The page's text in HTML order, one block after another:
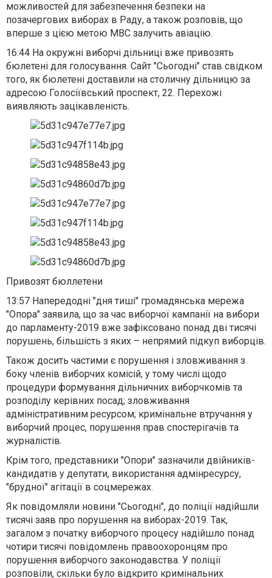
можливостей для забезпечення безпеки на
позачергових виборах в Раду, а також розповів, що
вперше з цією метою МВС залучить авіацію.
16:44 На окружні виборчі дільниці вже привозять
бюлетені для голосування. Сайт "Сьогодні" став свідком
того, як бюлетені доставили на столичну дільницю за
адресою Голосіївський проспект, 22. Перехожі
виявляють зацікавленість.
Привозят бюллетени
13:57 Напередодні "дня тиші" громадянська мережа
"Опора" заявила, що за час виборчої кампанії на вибори
до парламенту-2019 вже зафіксовано понад дві тисячі
порушень, більшість з яких – непрямий підкуп виборців.
Також досить частими є порушення і зловживання з
боку членів виборчих комісій, у тому числі щодо
процедури формування дільничних виборчкомів та
розподілу керівних посад; зловживання
адміністративним ресурсом; кримінальне втручання у
виборчий процес, порушення прав спостерігачів та
журналістів.
Крім того, представники "Опори" зазначили двійників-
кандидатів у депутати, використання адмінресурсу,
"брудної" агітації в соцмережах.
Як повідомляли новини "Сьогодні", до поліції надійшли
тисячі заяв про порушення на виборах-2019. Так,
загалом з початку виборчого процесу надійшло понад
чотири тисячі повідомлень правоохоронцям про
порушення виборчого законодавства. У поліції
розповіли, скільки було відкрито кримінальних